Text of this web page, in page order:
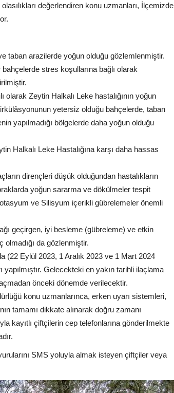
değerlendiren konu uzmanları, İlçemizde
taban arazilerde yoğun olduğu gözlemlenmiştir.
stres koşullarına bağlı olarak
olarak Zeytin Halkalı Leke hastalığının yoğun
yetersiz olduğu bahçelerde, taban
yapılmadığı bölgelerde daha yoğun olduğu
Halkalı Leke Hastalığına karşı daha hassas
dirençleri düşük olduğundan hastalıkların
yoğun sararma ve dökülmeler tespit
ve Silisyum içerikli gübrelemeler önemli
geçirgen, iyi besleme (gübreleme) ve etkin
olmadığı da gözlenmiştir.
(22 Eylül 2023, 1 Aralık 2023 ve 1 Mart 2024
Gelecekteki en yakın tarihli ilaçlama
önceki dönemde verilecektir.
konu uzmanlarınca, erken uyarı sistemleri,
tamamı dikkate alınarak doğru zamanı
kayıtlı çiftçilerin cep telefonlarına gönderilmekte
SMS yoluyla almak isteyen çiftçiler veya